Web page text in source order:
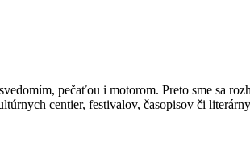
pečaťou i motorom. Preto sme sa
centier, festivalov, časopisov či